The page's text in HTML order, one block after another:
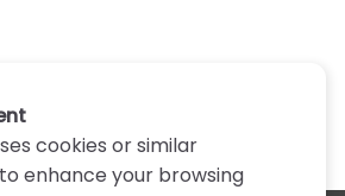
cookies or similar
enhance your browsing